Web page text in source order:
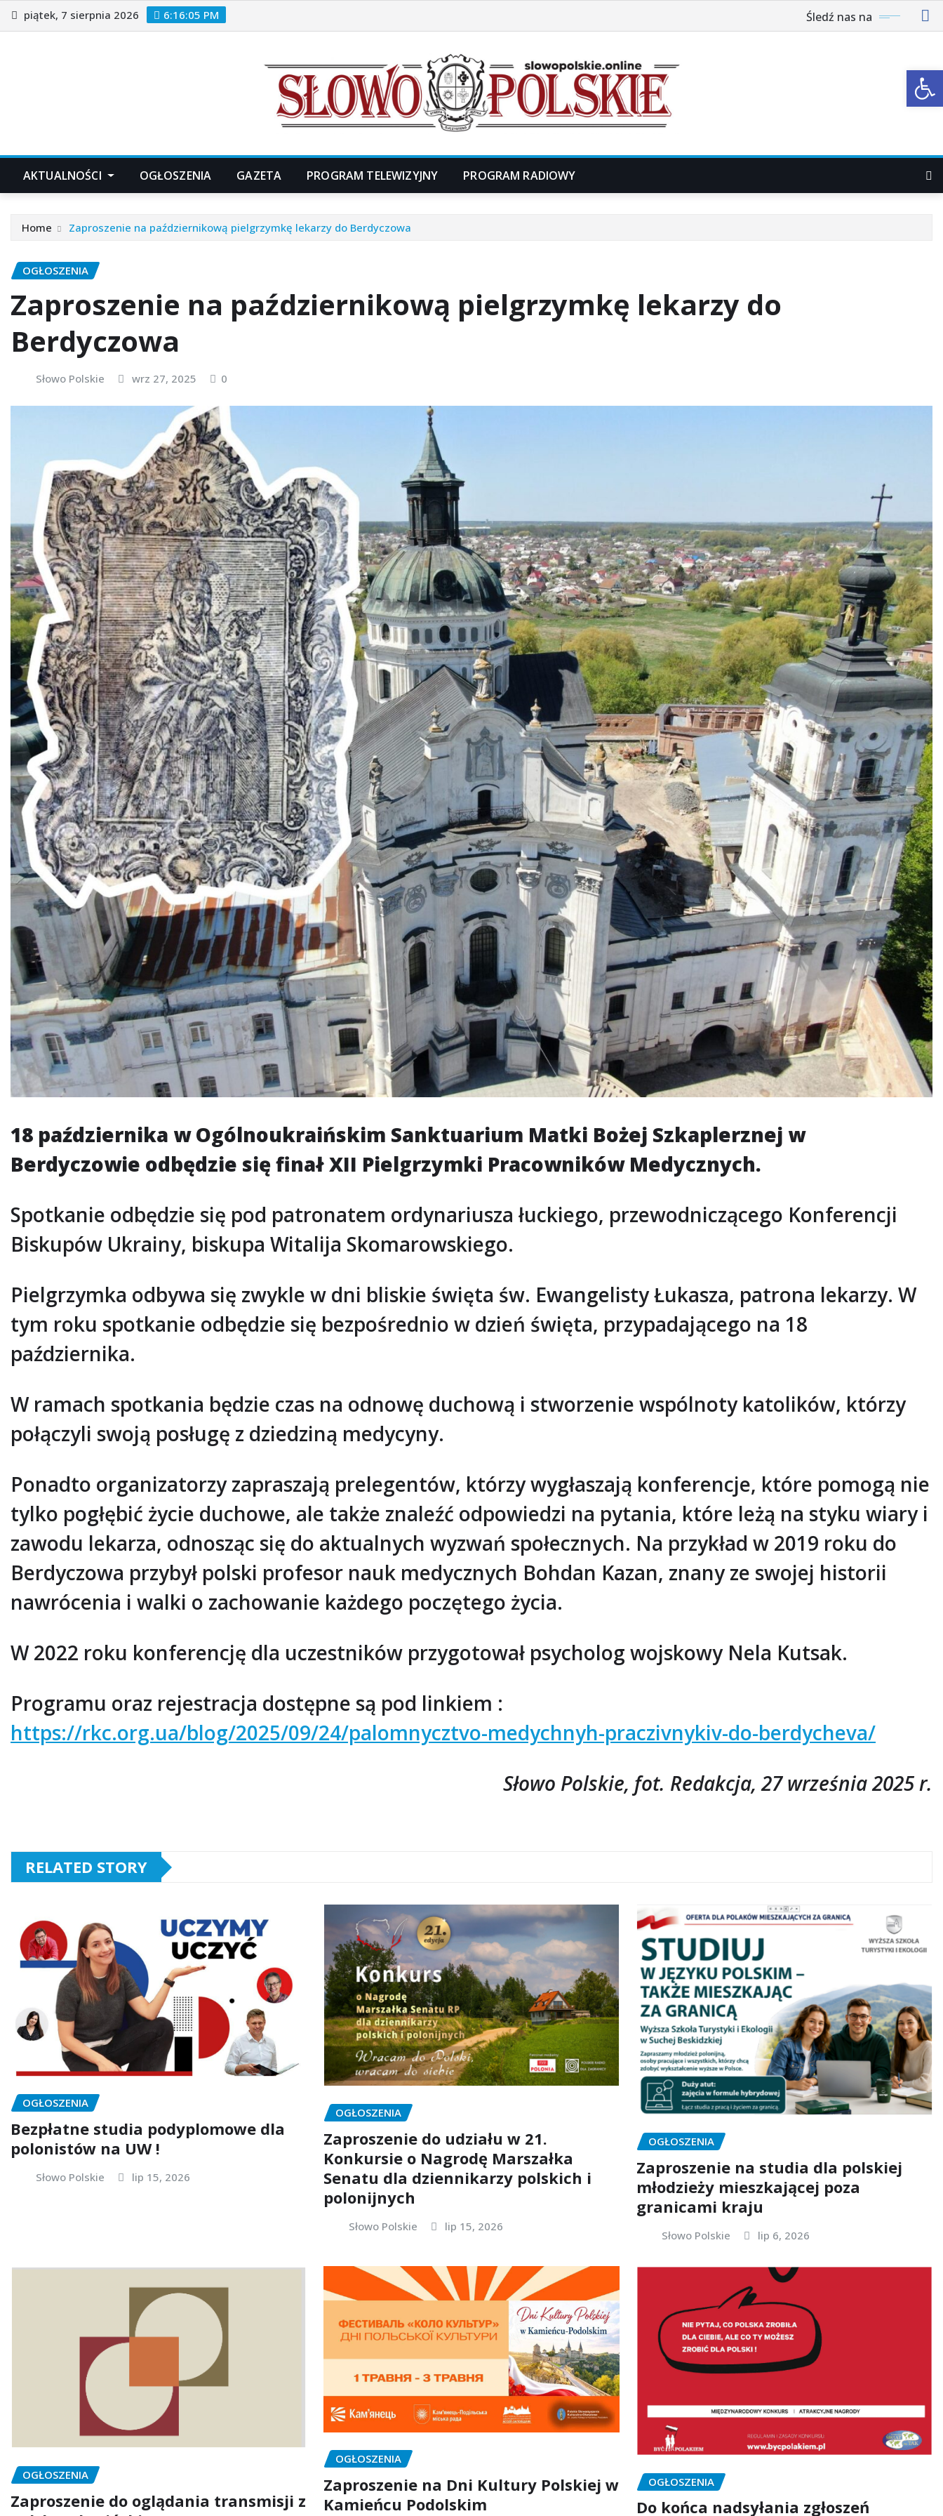
Skip
to
piątek, 7 sierpnia 2026 6:16:07 PM Śledź nas na
AKTUALNOŚCI OGŁOSZENIA GAZETA PROGRAM TELEWIZYJNY PROGRAM RADIOWY
Home Zaproszenie na październikową pielgrzymkę lekarzy do Berdyczowa
OGŁOSZENIA
Zaproszenie na październikową pielgrzymkę lekarzy do
Berdyczowa
Słowo Polskie wrz 27, 2025 0
18 października w Ogólnoukraińskim Sanktuarium Matki Bożej Szkaplerznej w
Berdyczowie odbędzie się finał XII Pielgrzymki Pracowników Medycznych.
Spotkanie odbędzie się pod patronatem ordynariusza łuckiego, przewodniczącego Konferencji
Biskupów Ukrainy, biskupa Witalija Skomarowskiego.
Pielgrzymka odbywa się zwykle w dni bliskie święta św. Ewangelisty Łukasza, patrona lekarzy. W
tym roku spotkanie odbędzie się bezpośrednio w dzień święta, przypadającego na 18
października.
W ramach spotkania będzie czas na odnowę duchową i stworzenie wspólnoty katolików, którzy
połączyli swoją posługę z dziedziną medycyny.
Ponadto organizatorzy zapraszają prelegentów, którzy wygłaszają konferencje, które pomogą nie
tylko pogłębić życie duchowe, ale także znaleźć odpowiedzi na pytania, które leżą na styku wiary i
zawodu lekarza, odnosząc się do aktualnych wyzwań społecznych. Na przykład w 2019 roku do
Berdyczowa przybył polski profesor nauk medycznych Bohdan Kazan, znany ze swojej historii
nawrócenia i walki o zachowanie każdego poczętego życia.
W 2022 roku konferencję dla uczestników przygotował psycholog wojskowy Nela Kutsak.
Programu oraz rejestracja dostępne są pod linkiem :
https://rkc.org.ua/blog/2025/09/24/palomnycztvo-medychnyh-praczivnykiv-do-berdycheva/
Słowo Polskie, fot. Redakcja, 27 września 2025 r.
RELATED STORY
OGŁOSZENIA
Bezpłatne studia podyplomowe dla
polonistów na UW !
Słowo Polskie lip 15, 2026
OGŁOSZENIA
Zaproszenie do udziału w 21.
Konkursie o Nagrodę Marszałka
Senatu dla dziennikarzy polskich i
polonijnych
Słowo Polskie lip 15, 2026
OGŁOSZENIA
Zaproszenie na studia dla polskiej
młodzieży mieszkającej poza
granicami kraju
Słowo Polskie lip 6, 2026
OGŁOSZENIA
Zaproszenie do oglądania transmisji z
OGŁOSZENIA
Zaproszenie na Dni Kultury Polskiej w
Kamieńcu Podolskim
OGŁOSZENIA
Do końca nadsyłania zgłoszeń